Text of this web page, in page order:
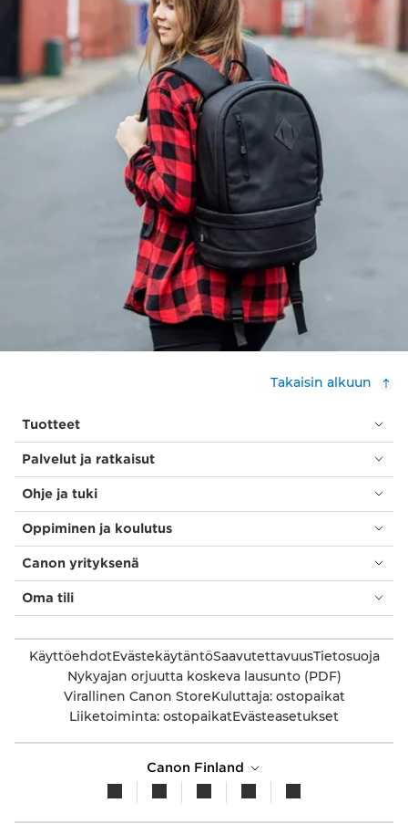
Takaisin alkuun
Tuotteet
Palvelut ja ratkaisut
Ohje ja tuki
Oppiminen ja koulutus
Canon yrityksenä
Oma tili
KäyttöehdotEvästekäytäntöSaavutettavuusTietosuoja
Nykyajan orjuutta koskeva lausunto (PDF)
Virallinen Canon StoreKuluttaja: ostopaikat
Liiketoiminta: ostopaikatEvästeasetukset
Canon Finland